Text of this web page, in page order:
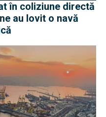
în coliziune directă
au lovit o navă